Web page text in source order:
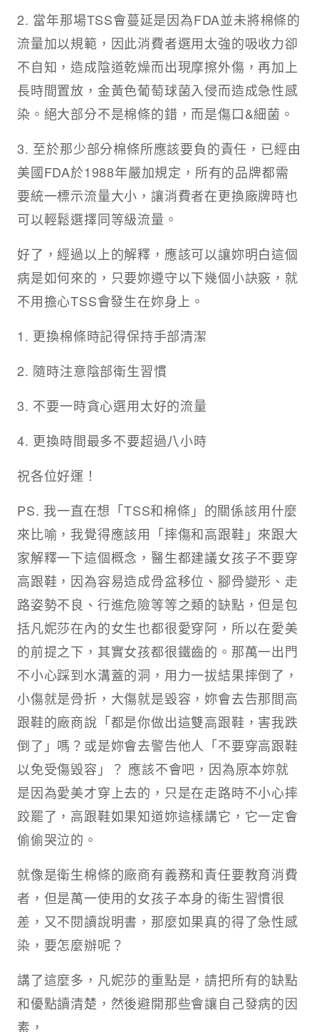
2. 當年那場TSS會蔓延是因為FDA並未將棉條的
流量加以規範，因此消費者選用太強的吸收力卻
不自知，造成陰道乾燥而出現摩擦外傷，再加上
長時間置放，金黃色葡萄球菌入侵而造成急性感
染。絕大部分不是棉條的錯，而是傷口&細菌。
3. 至於那少部分棉條所應該要負的責任，已經由
美國FDA於1988年嚴加規定，所有的品牌都需
要統一標示流量大小，讓消費者在更換廠牌時也
可以輕鬆選擇同等級流量。
好了，經過以上的解釋，應該可以讓妳明白這個
病是如何來的，只要妳遵守以下幾個小訣竅，就
不用擔心TSS會發生在妳身上。
1. 更換棉條時記得保持手部清潔
2. 隨時注意陰部衛生習慣
3. 不要一時貪心選用太好的流量
4. 更換時間最多不要超過八小時
祝各位好運！
PS. 我一直在想「TSS和棉條」的關係該用什麼
來比喻，我覺得應該用「摔傷和高跟鞋」來跟大
家解釋一下這個概念，醫生都建議女孩子不要穿
高跟鞋，因為容易造成骨盆移位、腳骨變形、走
路姿勢不良、行進危險等等之類的缺點，但是包
括凡妮莎在內的女生也都很愛穿阿，所以在愛美
的前提之下，其實女孩都很鐵齒的。那萬一出門
不小心踩到水溝蓋的洞，用力一拔結果摔倒了，
小傷就是骨折，大傷就是毀容，妳會去告那間高
跟鞋的廠商說「都是你做出這雙高跟鞋，害我跌
倒了」嗎？或是妳會去警告他人「不要穿高跟鞋
以免受傷毀容」？ 應該不會吧，因為原本妳就
是因為愛美才穿上去的，只是在走路時不小心摔
跤罷了，高跟鞋如果知道妳這樣講它，它一定會
偷偷哭泣的。
就像是衛生棉條的廠商有義務和責任要教育消費
者，但是萬一使用的女孩子本身的衛生習慣很
差，又不閱讀說明書，那麼如果真的得了急性感
染，要怎麼辦呢？
講了這麼多，凡妮莎的重點是，請把所有的缺點
和優點讀清楚，然後避開那些會讓自己發病的因
素，